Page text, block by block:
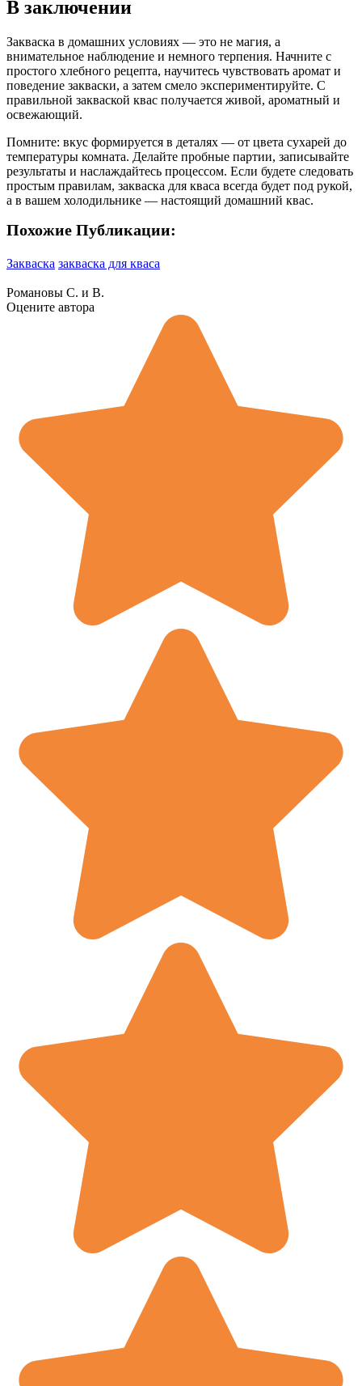
В заключении
Закваска в домашних условиях — это не магия, а
внимательное наблюдение и немного терпения. Начните с
простого хлебного рецепта, научитесь чувствовать аромат и
поведение закваски, а затем смело экспериментируйте. С
правильной закваской квас получается живой, ароматный и
освежающий.
Помните: вкус формируется в деталях — от цвета сухарей до
температуры комната. Делайте пробные партии, записывайте
результаты и наслаждайтесь процессом. Если будете следовать
простым правилам, закваска для кваса всегда будет под рукой,
а в вашем холодильнике — настоящий домашний квас.
Похожие Публикации:
Закваска закваска для кваса
Романовы С. и В.
Оцените автора